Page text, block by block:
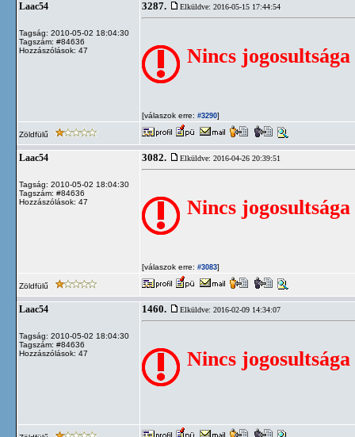
Laac54
Tagság: 2010-05-02 18:04:30
Tagszám: #84636
Hozzászólások: 47
3287. Elküldve: 2016-05-15 17:44:54
Nincs
[válaszok erre: #3290]
Zöldfülű
Laac54
Tagság: 2010-05-02 18:04:30
Tagszám: #84636
Hozzászólások: 47
3082. Elküldve: 2016-04-26 20:39:51
Nincs
[válaszok erre: #3083]
Zöldfülű
Laac54
Tagság: 2010-05-02 18:04:30
Tagszám: #84636
Hozzászólások: 47
1460. Elküldve: 2016-02-09 14:34:07
Nincs